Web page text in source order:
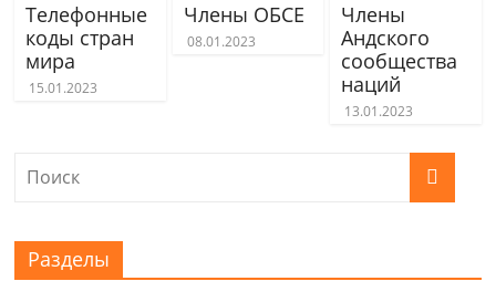
Телефонные
коды стран
мира
15.01.2023
Члены ОБСЕ
08.01.2023
Члены
Андского
сообщества
наций
13.01.2023
Разделы